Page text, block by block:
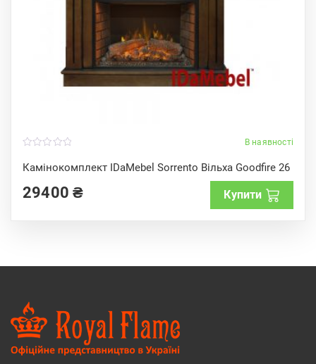
В наявності
Камінокомплект IDaMebel Sorrento Вільха Goodfire 26
o
u
o
f
29400₴ Купити